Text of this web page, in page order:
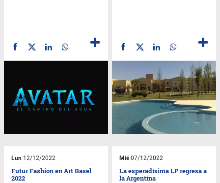
Lun 12/12/2022
Futur Fashion en Art Basel
2022
Mié07/12/2022
La esperadísima LP regresa a
la Argentina